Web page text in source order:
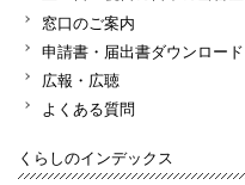
窓口のご案内
申請書・届出書ダウンロード
広報・広聴
よくある質問
くらしのインデックス